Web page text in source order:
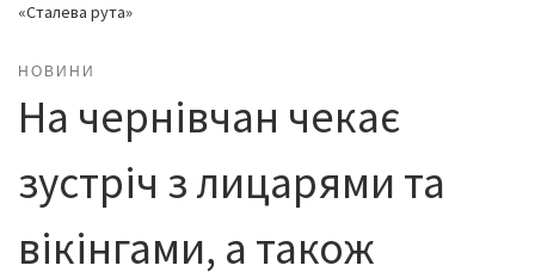
«Сталева рута»
НОВИНИ
На чернівчан чекає
зустріч з лицарями та
вікінгами, а також